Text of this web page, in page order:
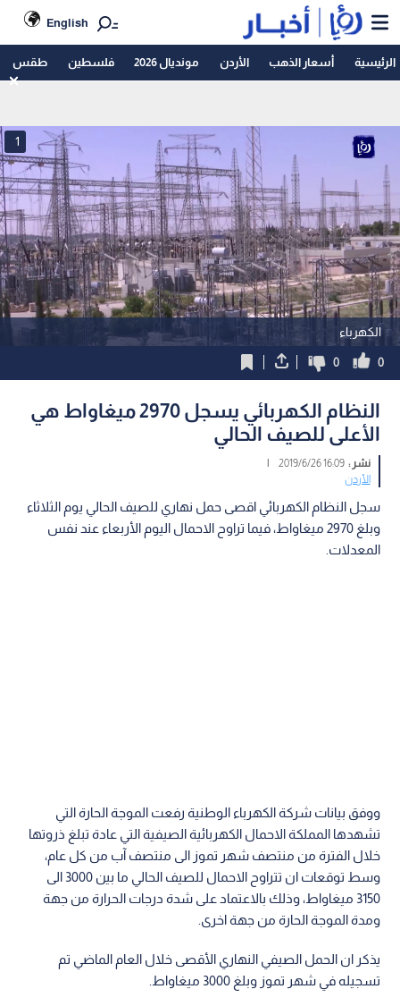
English
الرئيسية أسعار الذهب الأردن مونديال 2026 فلسطين طقس
الكهرباء
1
0
0
النظام الكهربائي يسجل 2970 ميغاواط هي
الأعلى للصيف الحالي
نشر :16:09 2019/6/26
|
الأردن
سجل النظام الكهربائي اقصى حمل نهاري للصيف الحالي يوم الثلاثاء
وبلغ 2970 ميغاواط، فيما تراوح الاحمال اليوم الأربعاء عند نفس
المعدلات.
ووفق بيانات شركة الكهرباء الوطنية رفعت الموجة الحارة التي
تشهدها المملكة الاحمال الكهربائية الصيفية التي عادة تبلغ ذروتها
خلال الفترة من منتصف شهر تموز الى منتصف آب من كل عام،
وسط توقعات ان تتراوح الاحمال للصيف الحالي ما بين 3000 الى
3150 ميغاواط، وذلك بالاعتماد على شدة درجات الحرارة من جهة
ومدة الموجة الحارة من جهة اخرى.
يذكر ان الحمل الصيفي النهاري الأقصى خلال العام الماضي تم
تسجيله في شهر تموز وبلغ 3000 ميغاواط.